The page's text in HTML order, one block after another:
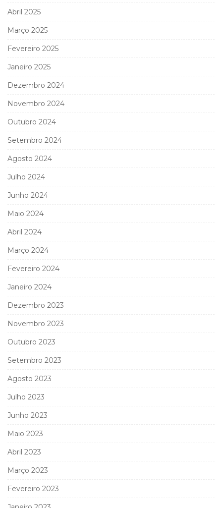
Abril 2025
Março 2025
Fevereiro 2025
Janeiro 2025
Dezembro 2024
Novembro 2024
Outubro 2024
Setembro 2024
Agosto 2024
Julho 2024
Junho 2024
Maio 2024
Abril 2024
Março 2024
Fevereiro 2024
Janeiro 2024
Dezembro 2023
Novembro 2023
Outubro 2023
Setembro 2023
Agosto 2023
Julho 2023
Junho 2023
Maio 2023
Abril 2023
Março 2023
Fevereiro 2023